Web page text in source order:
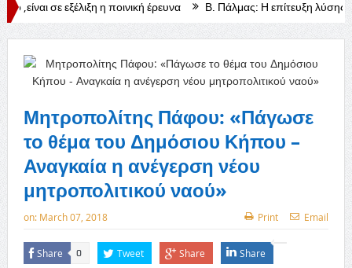
η ποινική έρευνα Β. Πάλμας: Η επίτευξη λύσης θα είναι ο
Μητροπολίτης Πάφου: «Πάγωσε
το θέμα του Δημόσιου Κήπου –
Αναγκαία η ανέγερση νέου
μητροπολιτικού ναού»
on: March 07, 2018 Print Email
Share 0 Tweet Share Share